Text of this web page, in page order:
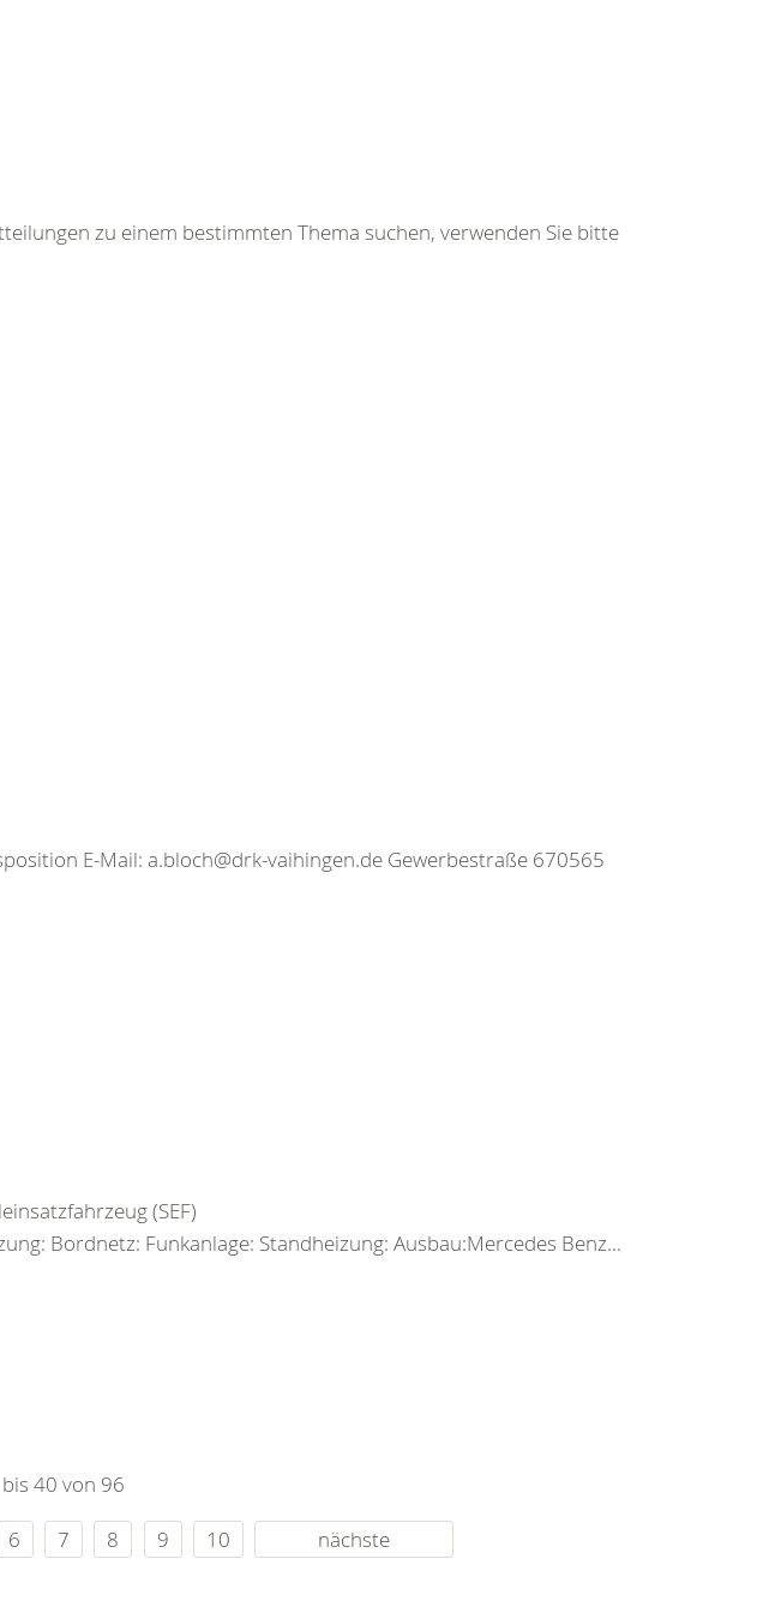
zu einem bestimmten Thema suchen, verwenden Sie bitte
E-Mail: a.bloch@drk-vaihingen.de Gewerbestraße 670565
(SEF)
Bordnetz: Funkanlage: Standheizung: Ausbau:Mercedes Benz...
40 von 96
6 7 8 9 10 nächste